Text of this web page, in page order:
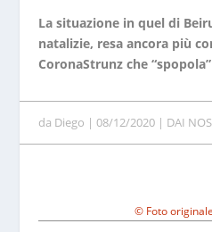
La situazione in quel di
natalizie, resa ancora più
CoronaStrunz che
da Diego | 08/12/2020| DAI
© Foto